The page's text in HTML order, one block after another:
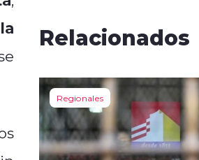
Relacionados
Regionales